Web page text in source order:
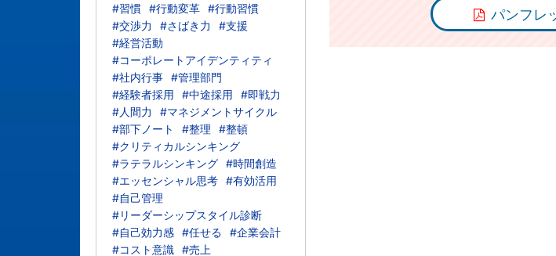
パンフレ
#習慣 #行動変革 #行動習慣
#交渉力
#さばき力
#支援
#経営活動
#コーポレートアイデンティティ
#社内行事 #管理部門
#経験者採用
#中途採用
#即戦力
#人間力
#マネジメントサイクル
#部下ノート
#整理
#整頓
#クリティカルシンキング
#ラテラルシンキング #時間創造
#エッセンシャル思考 #有効活用
#自己管理
#リーダーシップスタイル診断
#自己効力感 #任せる
#企業会計
#コスト意識 #売上